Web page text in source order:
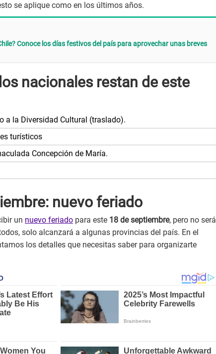
se aplique como en los últimos años.
Conoce los días festivos del país para aprovechar unas breves
nacionales restan de este
a la Diversidad Cultural (traslado).
turísticos
Concepción de María.
nuevo feriado
un nuevo feriado para este 18 de septiembre, pero no será
solo alcanzará a algunas provincias del país. En el
los detalles que necesitas saber para organizarte